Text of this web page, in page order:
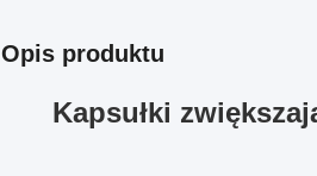
Opis produktu
Kapsułki